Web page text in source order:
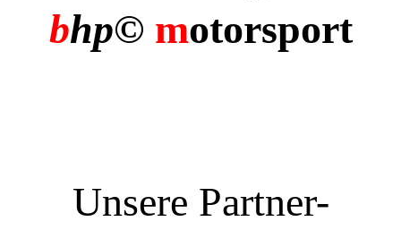
bhp© motorsport
Unsere Partner-